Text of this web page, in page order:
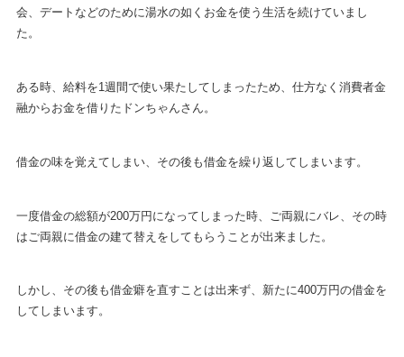
会、デートなどのために湯水の如くお金を使う生活を続けていまし
た。
ある時、給料を1週間で使い果たしてしまったため、仕方なく消費者金
融からお金を借りたドンちゃんさん。
借金の味を覚えてしまい、その後も借金を繰り返してしまいます。
一度借金の総額が200万円になってしまった時、ご両親にバレ、その時
はご両親に借金の建て替えをしてもらうことが出来ました。
しかし、その後も借金癖を直すことは出来ず、新たに400万円の借金を
してしまいます。